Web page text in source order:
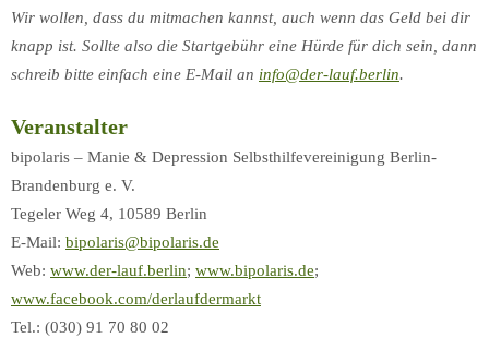
Wir wollen, dass du mitmachen kannst, auch wenn das Geld bei dir
knapp ist. Sollte also die Startgebühr eine Hürde für dich sein, dann
schreib bitte einfach eine E-Mail an info@der-lauf.berlin.
Veranstalter
bipolaris – Manie & Depression Selbsthilfevereinigung Berlin-
Brandenburg e. V.
Tegeler Weg 4, 10589 Berlin
E-Mail: bipolaris@bipolaris.de
Web: www.der-lauf.berlin; www.bipolaris.de;
www.facebook.com/derlaufdermarkt
Tel.: (030) 91 70 80 02